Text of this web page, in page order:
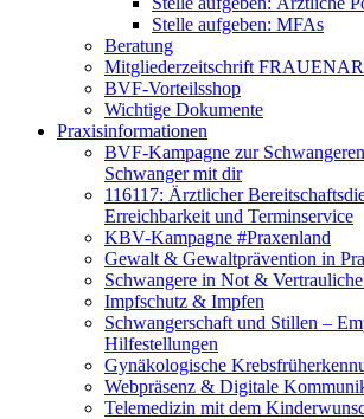
Stelle aufgeben: MFAs
Beratung
Mitgliederzeitschrift
BVF-Vorteilsshop
Wichtige Dokumente
Praxisinformationen
BVF-Kampagne zur
Schwanger mit dir
116117: Ärztlicher
Erreichbarkeit und Terminservice
KBV-Kampagne #Praxenland
Gewalt & Gewaltprävention in
Schwangere in Not &
Impfschutz & Impfen
Schwangerschaft und Stillen –
Hilfestellungen
Gynäkologische
Webpräsenz & Digitale
Telemedizin mit dem